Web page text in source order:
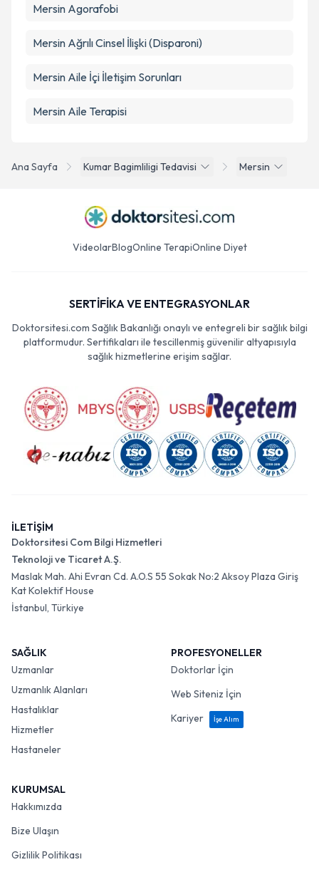
Ana Sayfa Kumar Bagimliligi Tedavisi Mersin
Mersin Agorafobi
Mersin Ağrılı Cinsel İlişki (Disparoni)
Mersin Aile İçi İletişim Sorunları
Mersin Aile Terapisi
VideolarBlogOnline TerapiOnline Diyet
SERTİFİKA VE ENTEGRASYONLAR
Doktorsitesi.com Sağlık Bakanlığı onaylı ve entegreli bir sağlık bilgi
platformudur. Sertifikaları ile tescillenmiş güvenilir altyapısıyla
sağlık hizmetlerine erişim sağlar.
İLETİŞİM
Doktorsitesi Com Bilgi Hizmetleri
Teknoloji ve Ticaret A.Ş.
Maslak Mah. Ahi Evran Cd. A.O.S 55 Sokak No:2 Aksoy Plaza Giriş
Kat Kolektif House
İstanbul, Türkiye
SAĞLIK
Uzmanlar
Uzmanlık Alanları
Hastalıklar
Hizmetler
Hastaneler
PROFESYONELLER
Doktorlar İçin
Web Siteniz İçin
Kariyer
İşe Alım
KURUMSAL
Hakkımızda
Bize Ulaşın
Gizlilik Politikası